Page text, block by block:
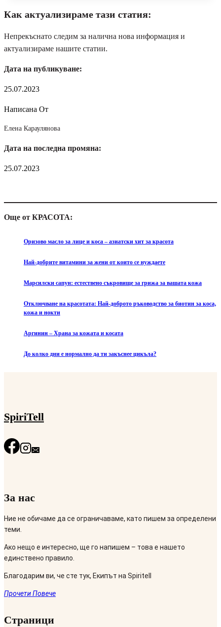
Как актуализираме тази статия:
Непрекъснато следим за налична нова информация и
актуализираме нашите статии.
Дата на публикуване:
25.07.2023
Написана От
Елена Караулянова
Дата на последна промяна:
25.07.2023
Още от КРАСОТА:
Оризово масло за лице и коса – азиатски хит за красота
Най-добрите витамини за жени от които се нуждаете
Марсилски сапун: естествено съкровище за грижа за вашата кожа
Отключване на красотата: Най-доброто ръководство за биотин за коса,
кожа и нокти
Аргинин – Храна за кожата и косата
До колко дни е нормално да ти закъснее цикъла?
SpiriTell
За нас
Ние не обичаме да се ограничаваме, като пишем за определени
теми.
Ако нещо е интересно, ще го напишем – това е нашето
единствено правило.
Благодарим ви, че сте тук, Екипът на Spiritell
Прочети Повече
Страници